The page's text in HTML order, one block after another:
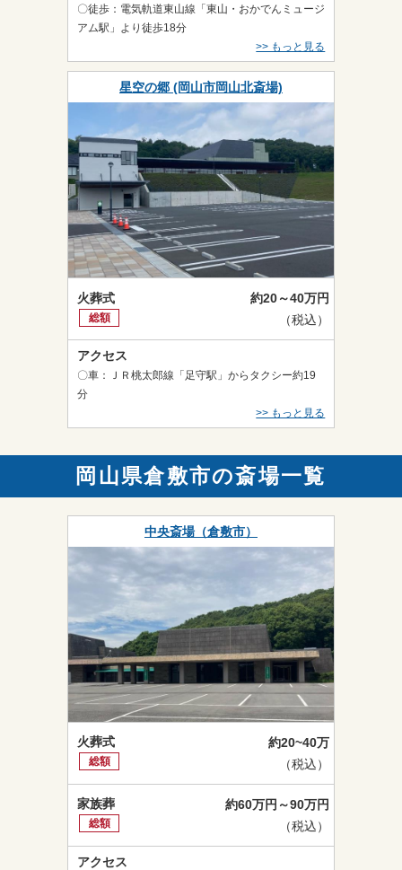
〇徒歩：電気軌道東山線「東山・おかでんミュージ
アム駅」より徒歩18分
>> もっと見る
星空の郷 (岡山市岡山北斎場)
火葬式
総額
約20～40万円
（税込）
アクセス
〇車：ＪＲ桃太郎線「足守駅」からタクシー約19
分
>> もっと見る
岡山県倉敷市の斎場一覧
中央斎場（倉敷市）
火葬式
総額
約20~40万
（税込）
家族葬
総額
約60万円～90万円
（税込）
アクセス